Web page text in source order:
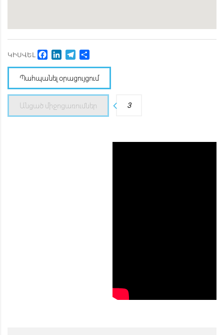
ԿԻՍՎԵԼ Facebook
LinkedInTelegram
Պահպանել օրացույցում
Անցած միջոցառումներ 3